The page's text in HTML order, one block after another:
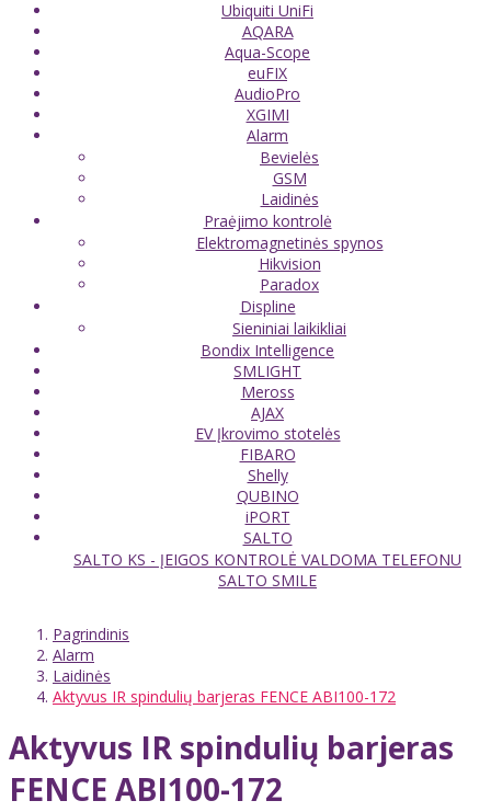
Ubiquiti UniFi
AQARA
Aqua-Scope
euFIX
AudioPro
XGIMI
Alarm
Bevielės
GSM
Laidinės
Praėjimo kontrolė
Elektromagnetinės spynos
Hikvision
Paradox
Displine
Sieniniai laikikliai
Bondix Intelligence
SMLIGHT
Meross
AJAX
EV Įkrovimo stotelės
FIBARO
Shelly
QUBINO
iPORT
SALTO
SALTO KS - ĮEIGOS KONTROLĖ VALDOMA TELEFONU
SALTO SMILE
Pagrindinis
Alarm
Laidinės
Aktyvus IR spindulių barjeras FENCE ABI100-172
Aktyvus IR spindulių barjeras
FENCE ABI100-172